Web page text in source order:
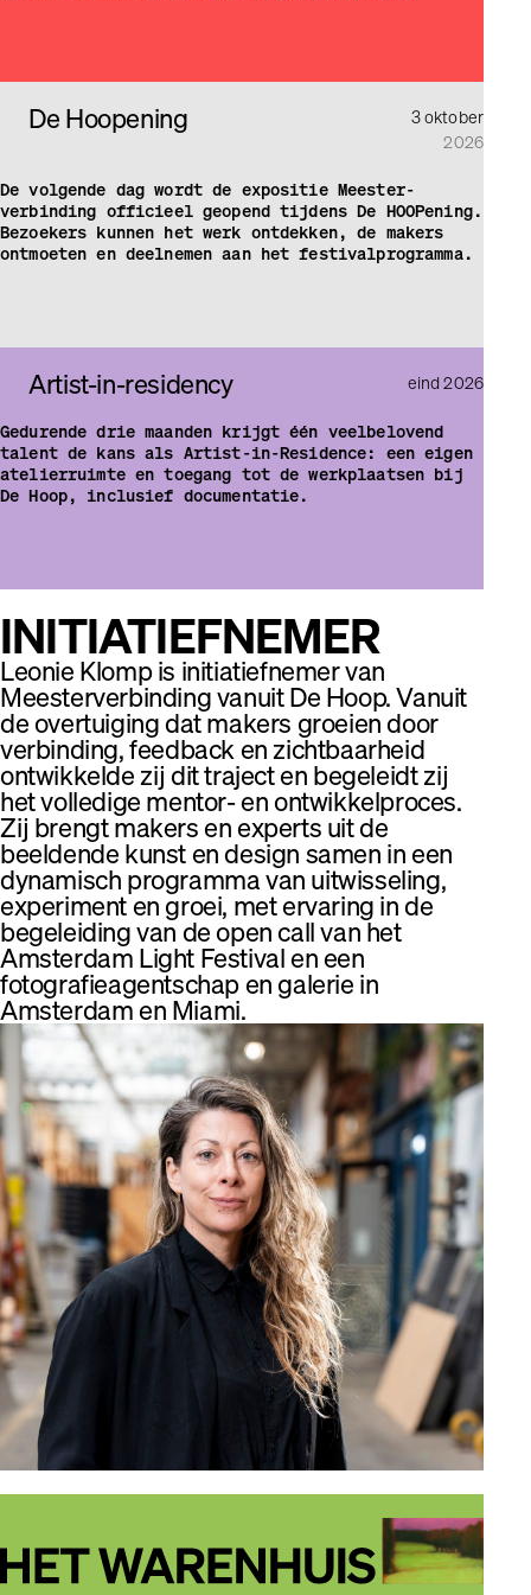
3 oktober
2026
De Hoopening
De volgende dag wordt de expositie Meester­
verbinding officieel geopend tijdens De HOOPening.
Bezoekers kunnen het werk ontdekken, de makers
ontmoeten en deelnemen aan het festivalprogramma.
eind 2026
Artist-in-residency
Gedurende drie maanden krijgt één veelbelovend
talent de kans als Artist-in-Residence: een eigen
atelierruimte en toegang tot de werkplaatsen bij
De Hoop, inclusief documentatie.
INITIATIEFNEMER
Leonie Klomp is initiatiefnemer van
Meesterverbinding vanuit De Hoop. Vanuit
de overtuiging dat makers groeien door
verbinding, feedback en zichtbaarheid
ontwikkelde zij dit traject en begeleidt zij
het volledige mentor- en ontwikkelproces.
Zij brengt makers en experts uit de
beeldende kunst en design samen in een
dynamisch programma van uitwisseling,
experiment en groei, met ervaring in de
begeleiding van de open call van het
Amsterdam Light Festival en een
fotografieagentschap en galerie in